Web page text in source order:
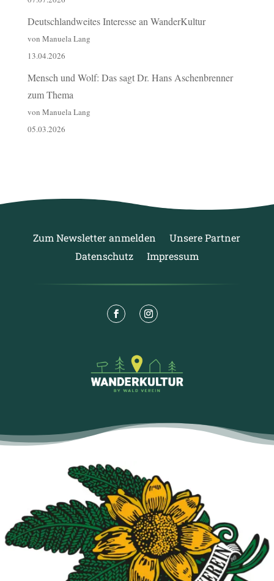
Deutschlandweites Interesse an WanderKultur
von Manuela Lang
13.04.2026
Mensch und Wolf: Das sagt Dr. Hans Aschenbrenner
zum Thema
von Manuela Lang
05.03.2026
Zum Newsletter anmelden
Unsere Partner
Datenschutz
Impressum